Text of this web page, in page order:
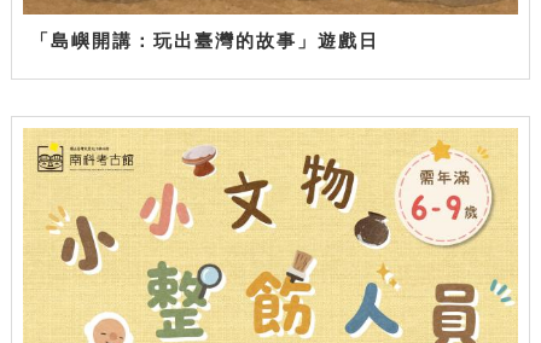
「島嶼開講：玩出臺灣的故事」遊戲日